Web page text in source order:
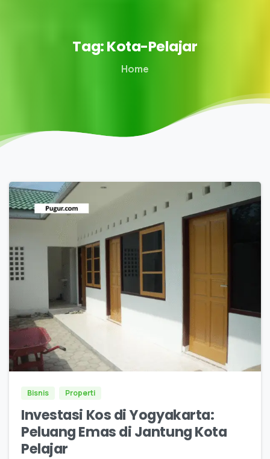
Tag:Kota-Pelajar
Home
Bisnis Properti
Investasi Kos di Yogyakarta:
Peluang Emas di Jantung Kota
Pelajar